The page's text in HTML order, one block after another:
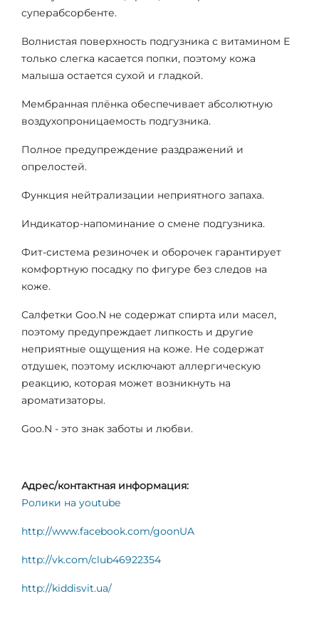
суперабсорбенте.
Волнистая поверхность подгузника с витамином Е
только слегка касается попки, поэтому кожа
малыша остается сухой и гладкой.
Мембранная плёнка обеспечивает абсолютную
воздухопроницаемость подгузника.
Полное предупреждение раздражений и
опрелостей.
Функция нейтрализации неприятного запаха.
Индикатор-напоминание о смене подгузника.
Фит-система резиночек и оборочек гарантирует
комфортную посадку по фигуре без следов на
коже.
Салфетки Goo.N не содержат спирта или масел,
поэтому предупреждает липкость и другие
неприятные ощущения на коже. Не содержат
отдушек, поэтому исключают аллергическую
реакцию, которая может возникнуть на
ароматизаторы.
Goo.N - это знак заботы и любви.
Адрес/контактная информация:
Ролики на youtube
http://www.facebook.com/goonUA
http://vk.com/club46922354
http://kiddisvit.ua/